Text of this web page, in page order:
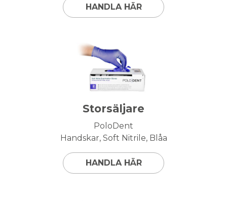
HANDLA HÄR
Storsäljare
PoloDent
Handskar, Soft Nitrile, Blåa
HANDLA HÄR